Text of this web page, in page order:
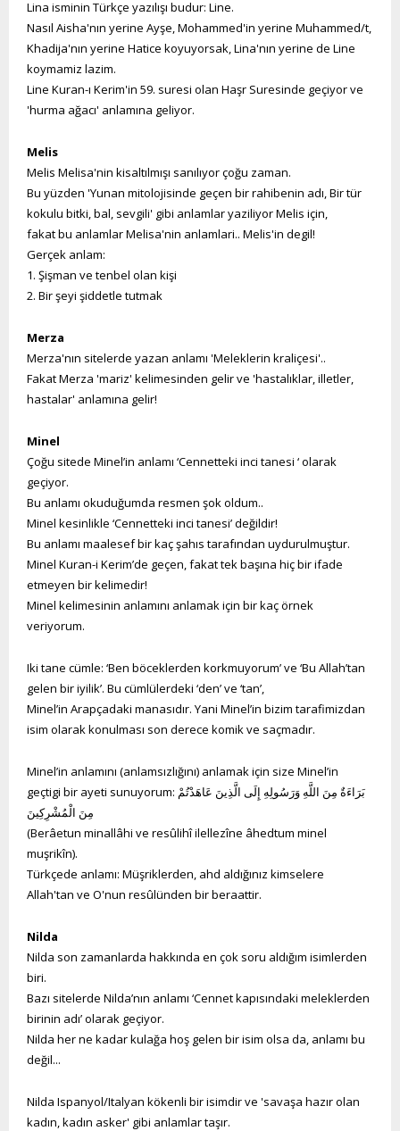
Lina isminin Türkçe yazılışı budur: Line.
Nasıl Aisha'nın yerine Ayşe, Mohammed'in yerine Muhammed/t,
Khadija'nın yerine Hatice koyuyorsak, Lina'nın yerine de Line
koymamiz lazim.
Line Kuran-ı Kerim'in 59. suresi olan Haşr Suresinde geçiyor ve
'hurma ağacı' anlamına geliyor.
Melis
Melis Melisa'nin kisaltılmışı sanılıyor çoğu zaman.
Bu yüzden 'Yunan mitolojisinde geçen bir rahibenin adı, Bir tür
kokulu bitki, bal, sevgili' gibi anlamlar yaziliyor Melis için,
fakat bu anlamlar Melisa'nin anlamlari.. Melis'in degil!
Gerçek anlam:
1. Şişman ve tenbel olan kişi
2. Bir şeyi şiddetle tutmak
Merza
Merza'nın sitelerde yazan anlamı 'Meleklerin kraliçesi'..
Fakat Merza 'mariz' kelimesinden gelir ve 'hastalıklar, illetler,
hastalar' anlamına gelir!
Minel
Çoğu sitede Minel’in anlamı ‘Cennetteki inci tanesi ‘ olarak
geçiyor.
Bu anlamı okuduğumda resmen şok oldum..
Minel kesinlikle ‘Cennetteki inci tanesi’ değildir!
Bu anlamı maalesef bir kaç şahıs tarafından uydurulmuştur.
Minel Kuran-i Kerim’de geçen, fakat tek başına hiç bir ifade
etmeyen bir kelimedir!
Minel kelimesinin anlamını anlamak için bir kaç örnek
veriyorum.
Iki tane cümle: ‘Ben böceklerden korkmuyorum’ ve ‘Bu Allah’tan
gelen bir iyilik’. Bu cümlülerdeki ‘den’ ve ‘tan’,
Minel’in Arapçadaki manasıdır. Yani Minel’in bizim tarafimizdan
isim olarak konulması son derece komik ve saçmadır.
Minel’in anlamını (anlamsızlığını) anlamak için size Minel’in
geçtigi bir ayeti sunuyorum: بَرَاءَةٌ مِنَ اللَّهِ وَرَسُولِهِ إِلَى الَّذِينَ عَاهَدْتُمْ
مِنَ الْمُشْرِكِينَ
(Berâetun minallâhi ve resûlihî ilellezîne âhedtum minel
muşrikîn).
Türkçede anlamı: Müşriklerden, ahd aldığınız kimselere
Allah'tan ve O'nun resûlünden bir beraattir.
Nilda
Nilda son zamanlarda hakkında en çok soru aldığım isimlerden
biri.
Bazı sitelerde Nilda’nın anlamı ‘Cennet kapısındaki meleklerden
birinin adı’ olarak geçiyor.
Nilda her ne kadar kulağa hoş gelen bir isim olsa da, anlamı bu
değil...
Nilda Ispanyol/Italyan kökenli bir isimdir ve 'savaşa hazır olan
kadın, kadın asker' gibi anlamlar taşır.